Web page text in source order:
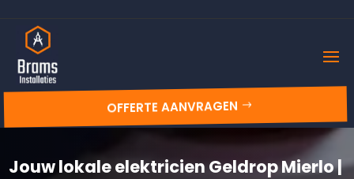
OFFERTE AANVRAGEN
Jouw lokale elektricien Geldrop Mierlo |